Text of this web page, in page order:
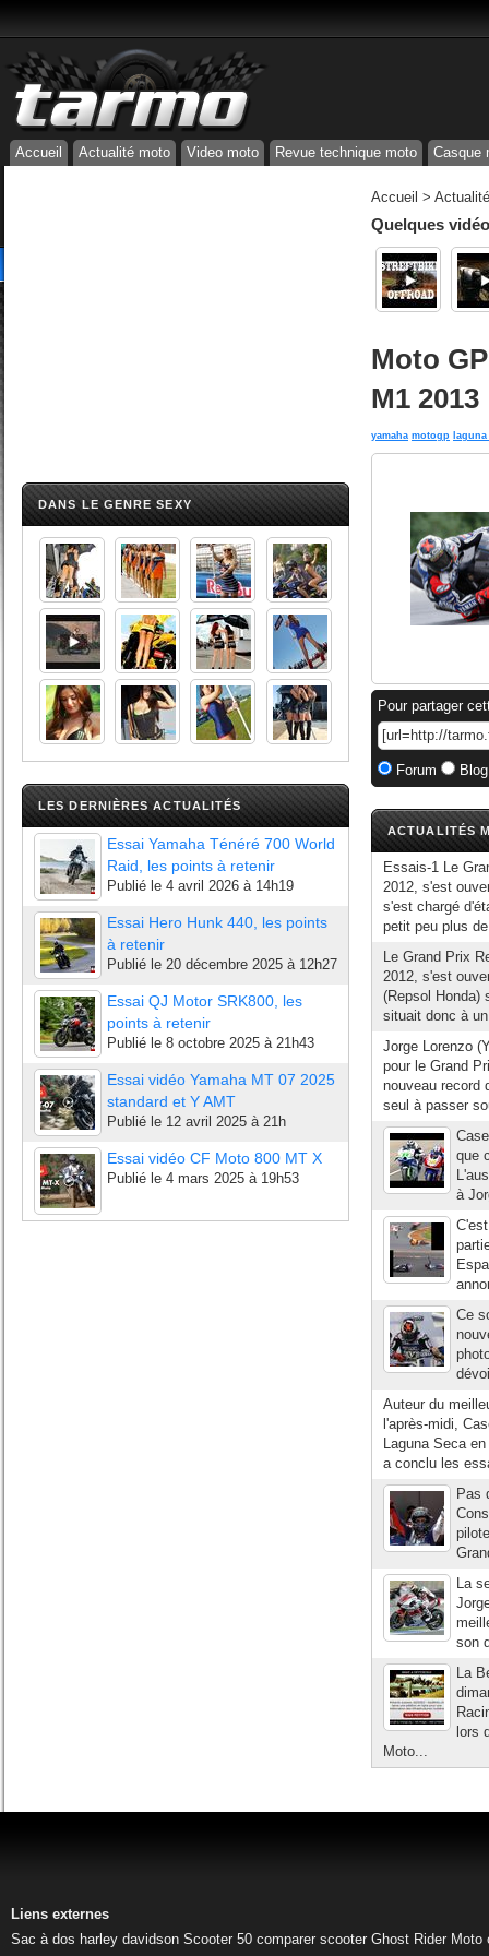
Accueil Actualité moto Video moto Revue technique moto Casque
DANS LE GENRE SEXY
LES DERNIÈRES ACTUALITÉS
Essai Yamaha Ténéré 700 World
Raid, les points à retenir
Publié le 4 avril 2026 à 14h19
Essai Hero Hunk 440, les points
à retenir
Publié le 20 décembre 2025 à 12h27
Essai QJ Motor SRK800, les
points à retenir
Publié le 8 octobre 2025 à 21h43
Essai vidéo Yamaha MT 07 2025
standard et Y AMT
Publié le 12 avril 2025 à 21h
Essai vidéo CF Moto 800 MT X
Publié le 4 mars 2025 à 19h53
Accueil >
Quelques
Moto
M1 2013
yamaha motogp laguna
Pour partager
Forum
ACTUALITÉS
Essais-1 Le
2012, s'est
s'est chargé
petit peu plus
Le Grand Prix
2012, s'est
(Repsol Honda)
situait donc à
Jorge Lorenzo
pour le Grand
nouveau record
seul à passer
que
à
Ce
Auteur du
l'après-midi,
Laguna Seca
a conclu les
Pas
La
son
La
lors
Moto...
Liens externes
Sac à dos harley davidson Scooter 50 comparer scooter Ghost Rider Moto